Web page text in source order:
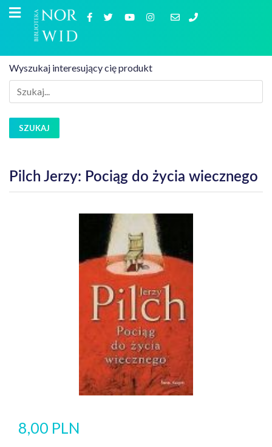
Wyszukaj interesujący cię produkt
SZUKAJ
Pilch Jerzy: Pociąg do życia wiecznego
8,00 PLN